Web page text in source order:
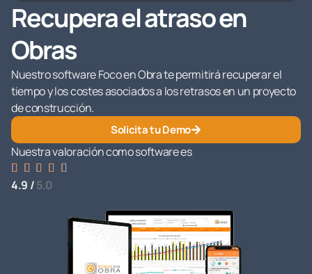
Recupera el atraso en
Obras
Nuestro software Foco en Obra te permitirá recuperar el
tiempo y los costes asociados a los retrasos en un proyecto
de construcción.
Solicita tu Demo
Nuestra valoración como software es
    
4.9 /5.0